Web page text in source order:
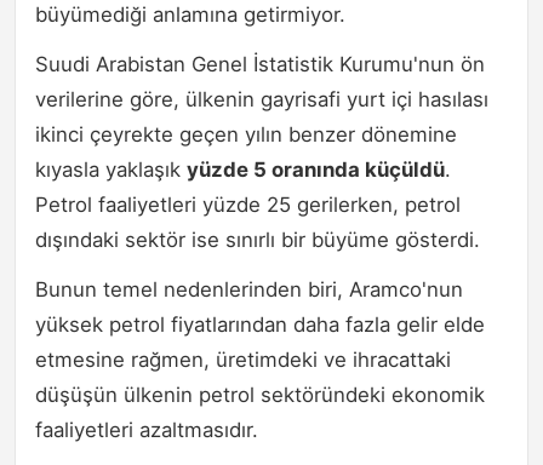
büyümediği anlamına getirmiyor.
Suudi Arabistan Genel İstatistik Kurumu'nun ön
verilerine göre, ülkenin gayrisafi yurt içi hasılası
ikinci çeyrekte geçen yılın benzer dönemine
kıyasla yaklaşık yüzde 5 oranında küçüldü.
Petrol faaliyetleri yüzde 25 gerilerken, petrol
dışındaki sektör ise sınırlı bir büyüme gösterdi.
Bunun temel nedenlerinden biri, Aramco'nun
yüksek petrol fiyatlarından daha fazla gelir elde
etmesine rağmen, üretimdeki ve ihracattaki
düşüşün ülkenin petrol sektöründeki ekonomik
faaliyetleri azaltmasıdır.